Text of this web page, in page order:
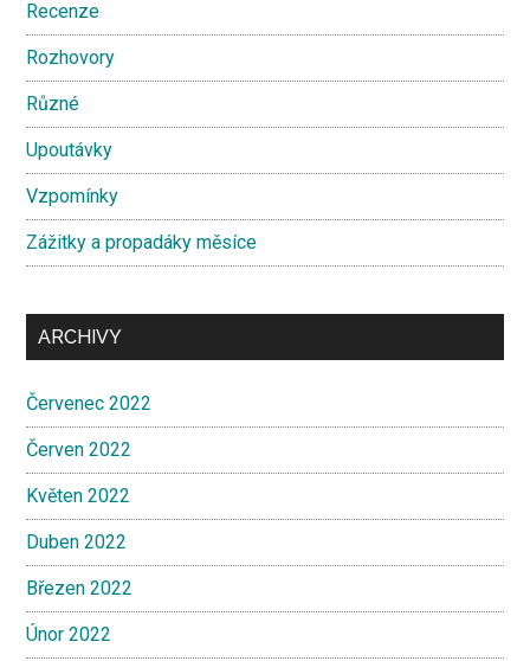
Recenze
Rozhovory
Různé
Upoutávky
Vzpomínky
Zážitky a propadáky měsíce
ARCHIVY
Červenec 2022
Červen 2022
Květen 2022
Duben 2022
Březen 2022
Únor 2022